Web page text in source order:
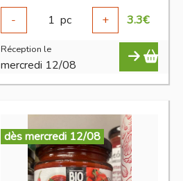
-
1 pc + 3.3€
Réception le
mercredi 12/08
dès mercredi 12/08